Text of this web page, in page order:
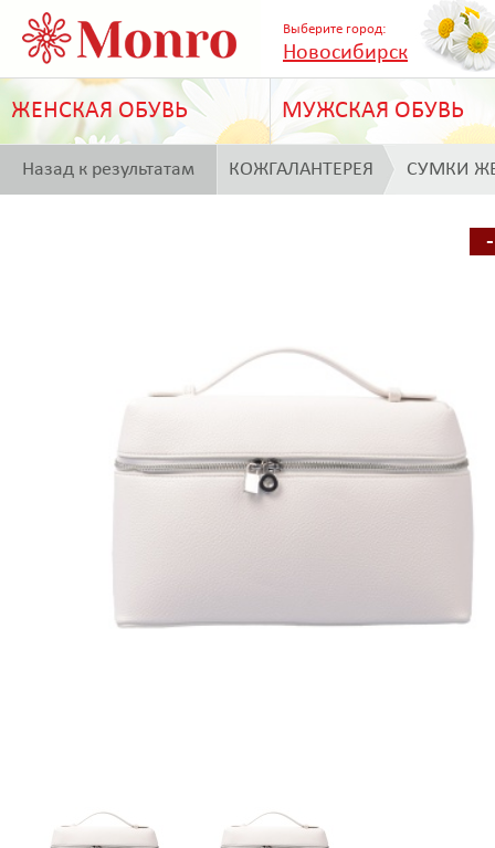
Выберите город:
Новосибирск
ЖЕНСКАЯ ОБУВЬ МУЖСКАЯ ОБУВЬ
Назад к результатам КОЖГАЛАНТЕРЕЯ СУМКИ